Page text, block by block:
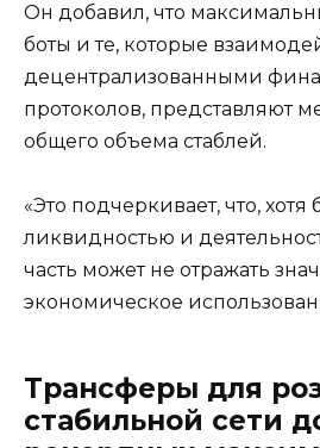
Он добавил, что
боты и те, которые
децентрализованными
протоколов, представляют
общего объема стаблей.
«Это подчеркивает, что,
ликвидностью и
часть может не отражать
экономическое
Трансферы для
стабильной сети